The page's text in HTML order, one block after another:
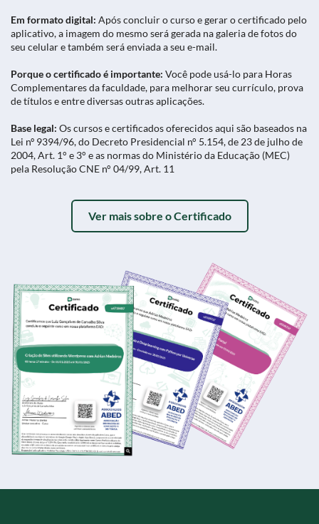
Em formato digital: Após concluir o curso e gerar o certificado pelo
aplicativo, a imagem do mesmo será gerada na galeria de fotos do
seu celular e também será enviada a seu e-mail.
Porque o certificado é importante: Você pode usá-lo para Horas
Complementares da faculdade, para melhorar seu currículo, prova
de títulos e entre diversas outras aplicações.
Base legal: Os cursos e certificados oferecidos aqui são baseados na
Lei nº 9394/96, do Decreto Presidencial n° 5.154, de 23 de julho de
2004, Art. 1° e 3° e as normas do Ministério da Educação (MEC)
pela Resolução CNE n° 04/99, Art. 11
Ver mais sobre o Certificado